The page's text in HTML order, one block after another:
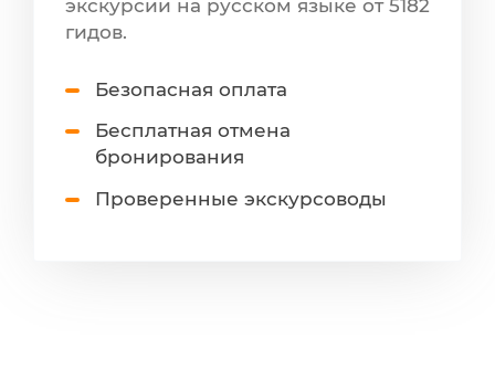
экскурсии на русском языке от 5182
гидов.
Безопасная оплата
Бесплатная отмена
бронирования
Проверенные экскурсоводы